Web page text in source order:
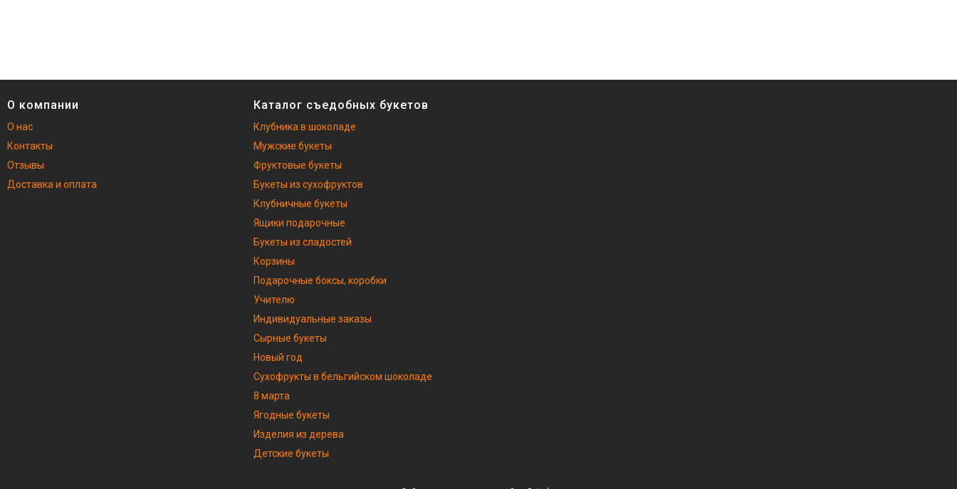
О компании
О нас
Контакты
Отзывы
Доставка и оплата
Каталог съедобных букетов
Клубника в шоколаде
Мужские букеты
Фруктовые букеты
Букеты из сухофруктов
Клубничные букеты
Ящики подарочные
Букеты из сладостей
Корзины
Подарочные боксы, коробки
Учителю
Индивидуальные заказы
Сырные букеты
Новый год
Сухофрукты в бельгийском шоколаде
8 марта
Ягодные букеты
Изделия из дерева
Детские букеты